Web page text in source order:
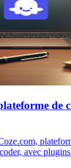
de
avec